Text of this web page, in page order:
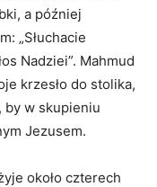
a później
„Słuchacie
Nadziei”. Mahmud
krzesło do stolika,
by w skupieniu
Jezusem.
około czterech